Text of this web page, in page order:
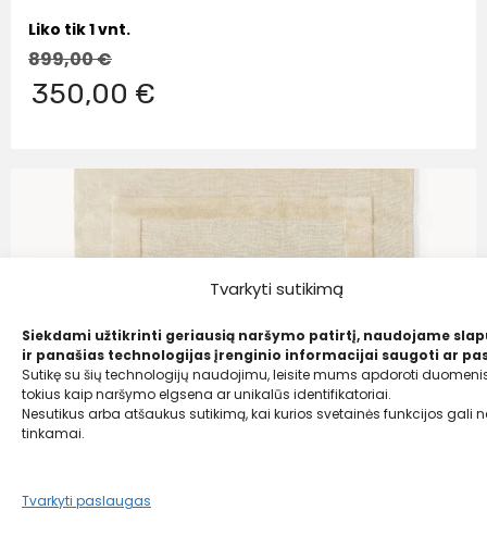
Tvarkyti sutikimą
Siekdami užtikrinti geriausią naršymo patirtį, naudojame
ir panašias technologijas įrenginio informacijai saugoti ar
Sutikę su šių technologijų naudojimu, leisite mums apdoroti
tokius kaip naršymo elgsena ar unikalūs identifikatoriai.
Nesutikus arba atšaukus sutikimą, kai kurios svetainės funkcijos gali
tinkamai.
Tvarkyti paslaugas
Liko tik 1 vnt.
899,00€
350,00 €